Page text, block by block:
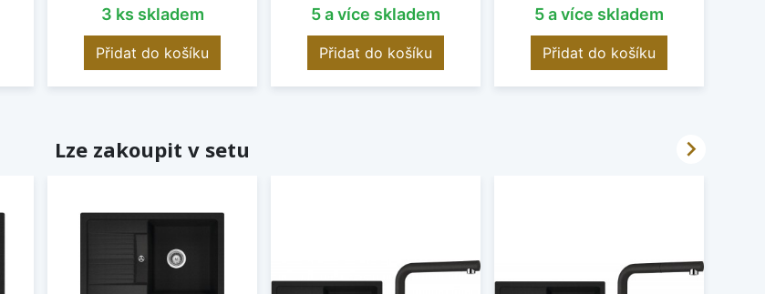
3 ks skladem
Přidat do košíku
5 a více skladem
Přidat do košíku
5 a více skladem
Přidat do košíku
Lze zakoupit v setu 